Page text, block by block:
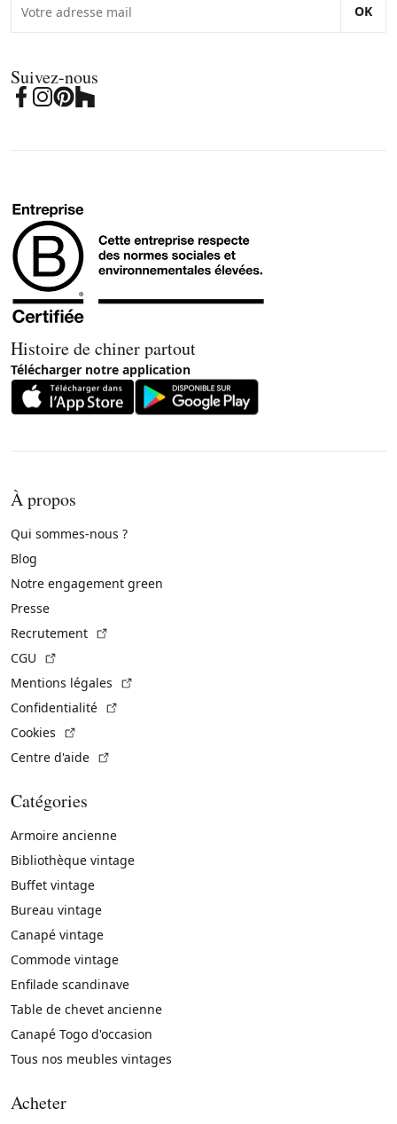
OK
Suivez-nous
Histoire de chiner partout
Télécharger notre application
À propos
Qui sommes-nous ?
Blog
Notre engagement green
Presse
Recrutement
CGU
Mentions légales
Confidentialité
Cookies
Centre d'aide
Catégories
Armoire ancienne
Bibliothèque vintage
Buffet vintage
Bureau vintage
Canapé vintage
Commode vintage
Enfilade scandinave
Table de chevet ancienne
Canapé Togo d'occasion
Tous nos meubles vintages
Acheter